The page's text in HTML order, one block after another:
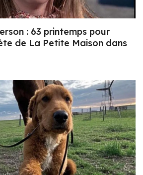
: 63 printemps pour
de La Petite Maison dans